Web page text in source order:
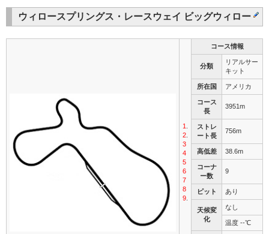
ウィロースプリングス・レースウェイ ビッグウィロー
1
2
3
4
5
6
7
8
9
コース情報
分類
リアルサー
キット
所在国 アメリカ
コース
長
3951m
ストレ
ート長
756m
高低差 38.6m
コーナ
ー数
9
ピット あり
天候変
化
なし
温度 --℃